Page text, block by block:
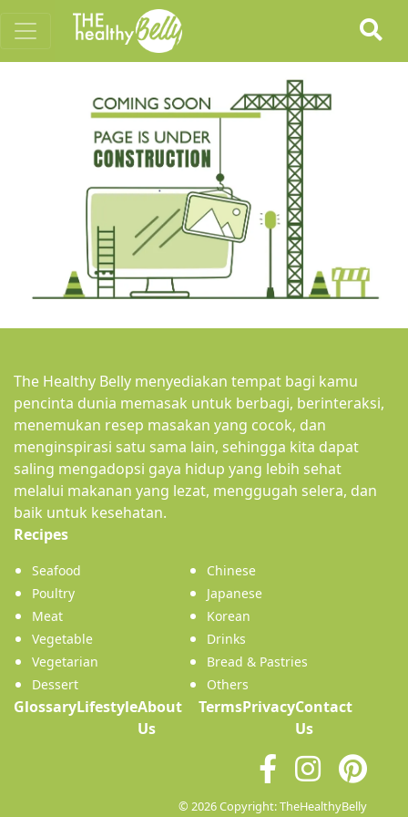
The Healthy Belly menyediakan tempat bagi kamu
pencinta dunia memasak untuk berbagi, berinteraksi,
menemukan resep masakan yang cocok, dan
menginspirasi satu sama lain, sehingga kita dapat
saling mengadopsi gaya hidup yang lebih sehat
melalui makanan yang lezat, menggugah selera, dan
baik untuk kesehatan.
Recipes(current)
Seafood
Poultry
Meat
Vegetable
Vegetarian
Dessert
Chinese
Japanese
Korean
Drinks
Bread & Pastries
Others
GlossaryLifestyleAbout
Us(current)
TermsPrivacyContact
Us
© 2026 Copyright: TheHealthyBelly